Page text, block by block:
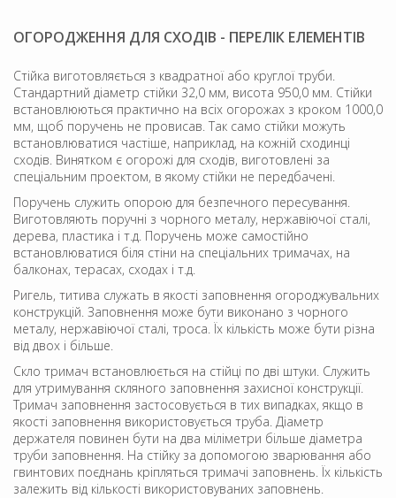
ОГОРОДЖЕННЯ ДЛЯ СХОДІВ - ПЕРЕЛІК ЕЛЕМЕНТІВ
Стійка виготовляється з квадратної або круглої труби.
Стандартний діаметр стійки 32,0 мм, висота 950,0 мм. Стійки
встановлюються практично на всіх огорожах з кроком 1000,0
мм, щоб поручень не провисав. Так само стійки можуть
встановлюватися частіше, наприклад, на кожній сходинці
сходів. Винятком є ​​огорожі для сходів, виготовлені за
спеціальним проектом, в якому стійки не передбачені.
Поручень служить опорою для безпечного пересування.
Виготовляють поручні з чорного металу, нержавіючої сталі,
дерева, пластика і т.д. Поручень може самостійно
встановлюватися біля стіни на спеціальних тримачах, на
балконах, терасах, сходах і т.д.
Ригель, титива служать в якості заповнення огороджувальних
конструкцій. Заповнення може бути виконано з чорного
металу, нержавіючої сталі, троса. Їх кількість може бути різна
від двох і більше.
Скло тримач встановлюється на стійці по дві штуки. Служить
для утримування скляного заповнення захисної конструкції.
Тримач заповнення застосовується в тих випадках, якщо в
якості заповнення використовується труба. Діаметр
держателя повинен бути на два міліметри більше діаметра
труби заповнення. На стійку за допомогою зварювання або
гвинтових поєднань кріпляться тримачі заповнень. Їх кількість
залежить від кількості використовуваних заповнень.